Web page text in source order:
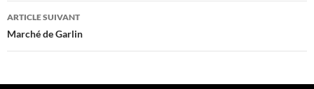
des
articles
ARTICLE SUIVANT
Marché de Garlin